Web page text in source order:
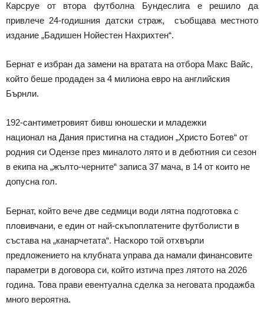
Карсруе от втора футболна Бундеслига е решило да
привлече 24-годишния датски страж, съобщава местното
издание „Бадишен Нойестен Нахрихтен“.
Бернат е избран да замени на вратата на отбора Макс Вайс,
който беше продаден за 4 милиона евро на английския
Бърнли.
192-сантиметровият бивш юношески и младежки
национал на Дания пристигна на стадион „Христо Ботев“ от
родния си Одензе през миналото лято и в дебютния си сезон
в екипа на „жълто-черните“ записа 37 мача, в 14 от които не
допусна гол.
Бернат, който вече две седмици води лятна подготовка с
пловивчани, е един от най-скъпоплатените футболисти в
състава на „канарчетата“. Наскоро той отхвърли
предложението на клубната управа да намали финансовите
параметри в договора си, който изтича през лятото на 2026
година. Това прави евентуална сделка за неговата продажба
много вероятна.